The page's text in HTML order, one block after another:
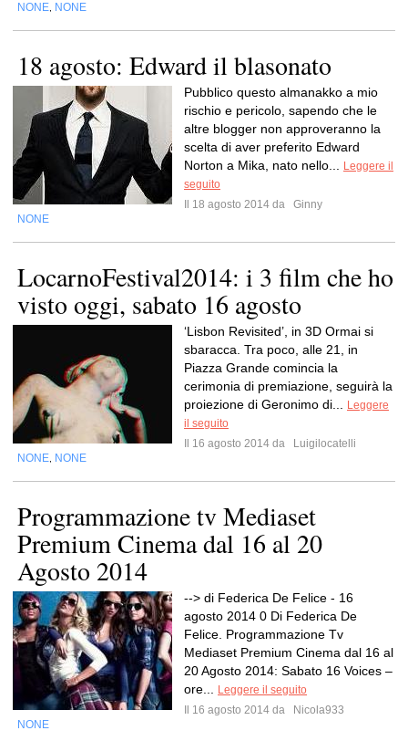
NONE NONE
18 agosto: Edward il blasonato
Pubblico questo almanakko a mio
rischio e pericolo, sapendo che le
altre blogger non approveranno la
scelta di aver preferito Edward
Norton a Mika, nato nello...
Leggere il
seguito
Il 18 agosto 2014 da
Ginny
NONE
LocarnoFestival2014: i 3 film che ho
visto oggi, sabato 16 agosto
‘Lisbon Revisited’, in 3D Ormai si
sbaracca. Tra poco, alle 21, in
Piazza Grande comincia la
cerimonia di premiazione, seguirà la
proiezione di Geronimo di...
Leggere
il seguito
Il 16 agosto 2014 da
Luigilocatelli
NONE NONE
Programmazione tv Mediaset
Premium Cinema dal 16 al 20
Agosto 2014
--> di Federica De Felice - 16
agosto 2014 0 Di Federica De
Felice. Programmazione Tv
Mediaset Premium Cinema dal 16 al
20 Agosto 2014: Sabato 16 Voices –
ore...
Leggere il seguito
Il 16 agosto 2014 da
Nicola933
NONE